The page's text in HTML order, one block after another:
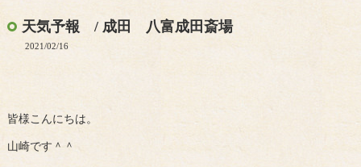
天気予報 / 成田 八富成田斎場
2021/02/16
皆様こんにちは。
山崎です＾＾